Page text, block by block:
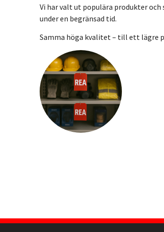
Vi har valt ut populära produkter
under en begränsad tid.
Samma höga kvalitet – till ett lägre